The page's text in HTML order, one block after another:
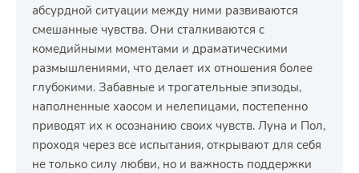
абсурдной ситуации между ними развиваются
смешанные чувства. Они сталкиваются с
комедийными моментами и драматическими
размышлениями, что делает их отношения более
глубокими. Забавные и трогательные эпизоды,
наполненные хаосом и нелепицами, постепенно
приводят их к осознанию своих чувств. Луна и Пол,
проходя через все испытания, открывают для себя
не только силу любви, но и важность поддержки